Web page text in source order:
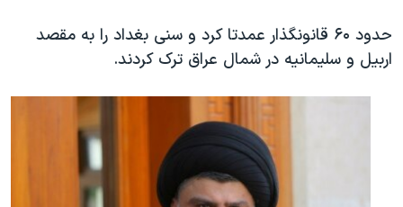
حدود ۶۰ قانونگذار عمدتا کرد و سنی بغداد را به مقصد
اربیل و سلیمانیه در شمال عراق ترک کردند.